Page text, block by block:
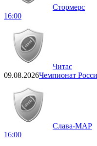
Стормерс
16:00
Читас
09.08.2026Чемпионат
Слава-МАР
16:00